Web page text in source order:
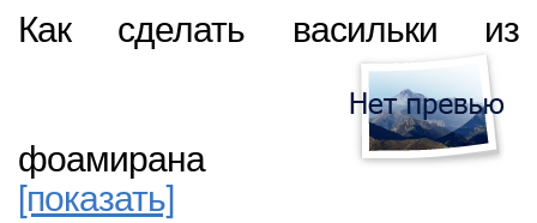
Как сделать васильки из
фоамирана
[показать]